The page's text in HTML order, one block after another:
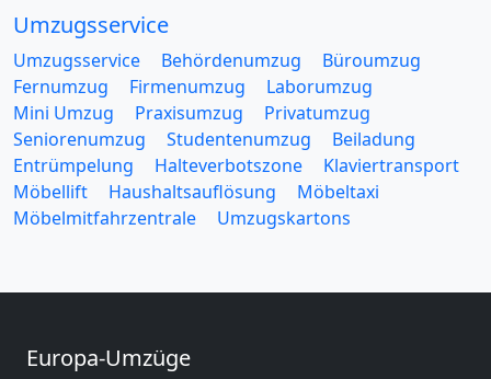
Umzugsservice
Umzugsservice Behördenumzug
Büroumzug
Fernumzug
Firmenumzug
Laborumzug
Mini Umzug
Praxisumzug
Privatumzug
Seniorenumzug
Studentenumzug
Beiladung
Entrümpelung
Halteverbotszone
Klaviertransport
Möbellift
Haushaltsauflösung
Möbeltaxi
Möbelmitfahrzentrale
Umzugskartons
Europa-Umzüge